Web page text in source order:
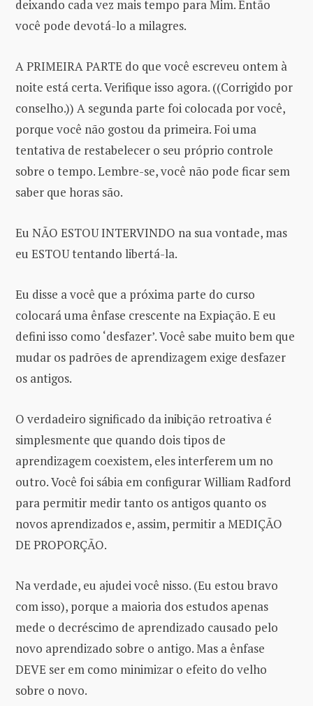
deixando cada vez mais tempo para Mim. Então
você pode devotá-lo a milagres.
A PRIMEIRA PARTE do que você escreveu ontem à
noite está certa. Verifique isso agora. ((Corrigido por
conselho.)) A segunda parte foi colocada por você,
porque você não gostou da primeira. Foi uma
tentativa de restabelecer o seu próprio controle
sobre o tempo. Lembre-se, você não pode ficar sem
saber que horas são.
Eu NÃO ESTOU INTERVINDO na sua vontade, mas
eu ESTOU tentando libertá-la.
Eu disse a você que a próxima parte do curso
colocará uma ênfase crescente na Expiação. E eu
defini isso como ‘desfazer’. Você sabe muito bem que
mudar os padrões de aprendizagem exige desfazer
os antigos.
O verdadeiro significado da inibição retroativa é
simplesmente que quando dois tipos de
aprendizagem coexistem, eles interferem um no
outro. Você foi sábia em configurar William Radford
para permitir medir tanto os antigos quanto os
novos aprendizados e, assim, permitir a MEDIÇÃO
DE PROPORÇÃO.
Na verdade, eu ajudei você nisso. (Eu estou bravo
com isso), porque a maioria dos estudos apenas
mede o decréscimo de aprendizado causado pelo
novo aprendizado sobre o antigo. Mas a ênfase
DEVE ser em como minimizar o efeito do velho
sobre o novo.